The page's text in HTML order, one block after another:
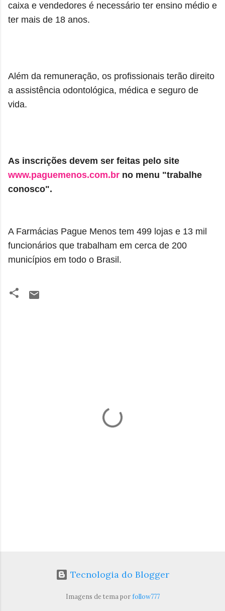
caixa e vendedores é necessário ter ensino médio e
ter mais de 18 anos.
Além da remuneração, os profissionais terão direito
a assistência odontológica, médica e seguro de
vida.
As inscrições devem ser feitas pelo site
www.paguemenos.com.br no menu "trabalhe
conosco".
A Farmácias Pague Menos tem 499 lojas e 13 mil
funcionários que trabalham em cerca de 200
municípios em todo o Brasil.
Tecnologia do Blogger
Imagens de tema porfollow777